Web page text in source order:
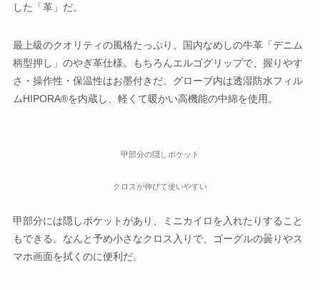
した「革」だ。
最上級のクオリティの風格たっぷり、国内なめしの牛革「デニム
柄型押し」のやぎ革仕様。もちろんエルゴグリップで、握りやす
さ・操作性・保温性はお墨付きだ。グローブ内は透湿防水フィル
ムHIPORA®を内蔵し、軽くて暖かい高機能の中綿を使用。
甲部分の隠しポケット
クロスが伸びて使いやすい
甲部分には隠しポケットがあり、ミニカイロを入れたりすること
もできる。なんと予め小さなクロス入りで、ゴーグルの曇りやス
マホ画面を拭くのに便利だ。